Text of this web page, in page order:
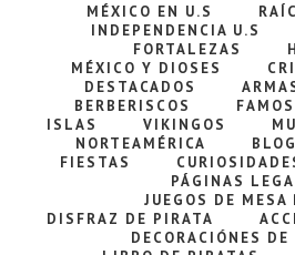
MÉXICO EN U.S
INDEPENDENCIA U.S
FORTALEZAS
MÉXICO Y DIOSES
DESTACADOS
BERBERISCOS
ISLAS
VIKINGOS
NORTEAMÉRICA
BLOG
FIESTAS
PÁGINAS
JUEGOS DE MESA
DISFRAZ DE PIRATA
DECORACIÓNES DE